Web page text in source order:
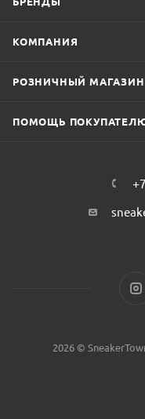
КОМПАНИЯ
РОЗНИЧНЫЙ МАГАЗИН
ПОМОЩЬ
2026 ©